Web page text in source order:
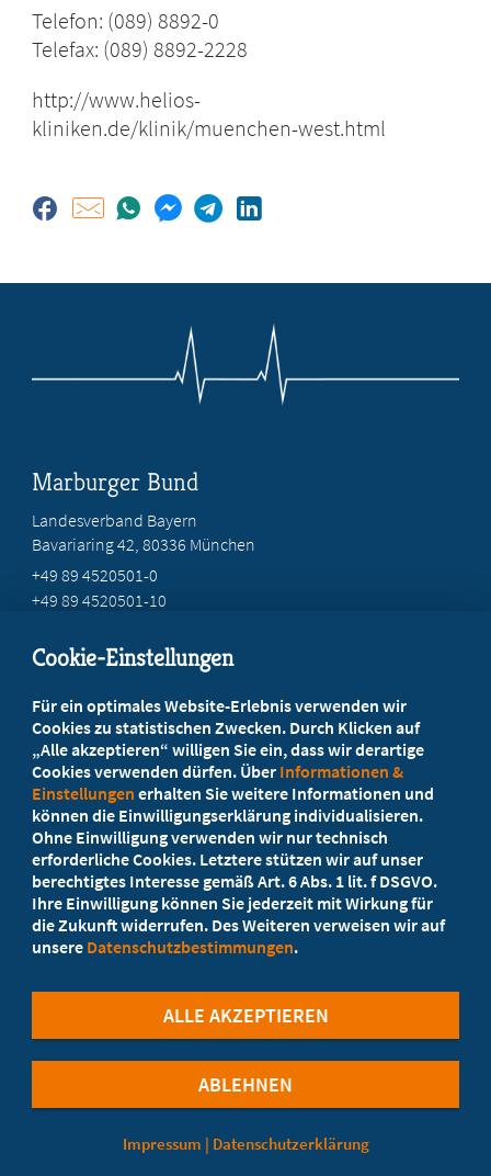
Telefon: (089) 8892-0
Telefax: (089) 8892-2228
http://www.helios-
kliniken.de/klinik/muenchen-west.html
Marburger Bund
Landesverband Bayern
Bavariaring 42, 80336 München
+49 89 4520501-0
+49 89 4520501-10
Ihr Landesverband berät Sie!
Ansprechpartner
Werden Sie jetzt Mitglied
5 Vorteile einer MB-Mitgliedschaft
Cookie-Einstellungen Datenschutzerklärung
Cookie-Einstellungen
Für ein optimales Website-Erlebnis verwenden wir
Cookies zu statistischen Zwecken. Durch Klicken auf
„Alle akzeptieren“ willigen Sie ein, dass wir derartige
Cookies verwenden dürfen. Über Informationen &
Einstellungen erhalten Sie weitere Informationen und
können die Einwilligungserklärung individualisieren.
Ohne Einwilligung verwenden wir nur technisch
erforderliche Cookies. Letztere stützen wir auf unser
berechtigtes Interesse gemäß Art. 6 Abs. 1 lit. f DSGVO.
Ihre Einwilligung können Sie jederzeit mit Wirkung für
die Zukunft widerrufen. Des Weiteren verweisen wir auf
unsere Datenschutzbestimmungen.
ABLEHNEN
ALLE AKZEPTIEREN
Impressum | Datenschutzerklärung